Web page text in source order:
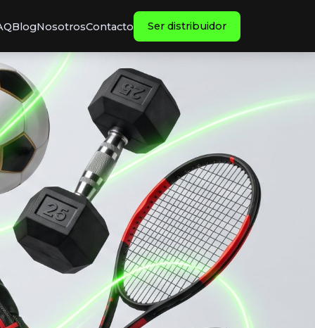
BlogNosotrosContacto Ser distribuidor